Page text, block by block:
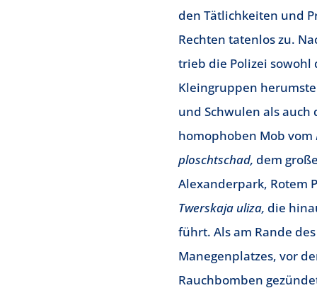
den Tätlichkeiten und
Rechten tatenlos zu.
trieb die Polizei sowohl
Kleingruppen
und Schwulen als auch
homophoben Mob vom
ploschtschad, dem
Alexanderpark, Rotem
Twerskaja uliza, die
führt. Als am Rande des
Manegenplatzes, vor
Rauchbomben